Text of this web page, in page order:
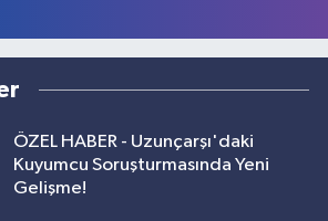
ÖZEL HABER - Uzunçarşı'daki
Kuyumcu Soruşturmasında Yeni
Gelişme!